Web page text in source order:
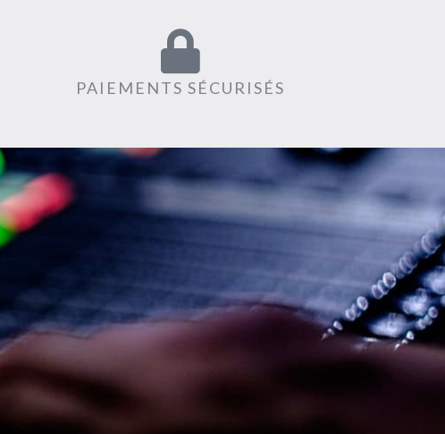
PAIEMENTS SÉCURISÉS